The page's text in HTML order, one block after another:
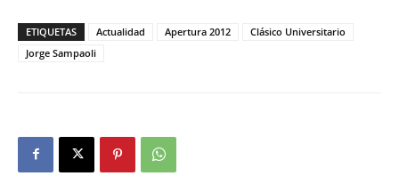
ETIQUETAS Actualidad Apertura 2012
Clásico Universitario
Jorge Sampaoli